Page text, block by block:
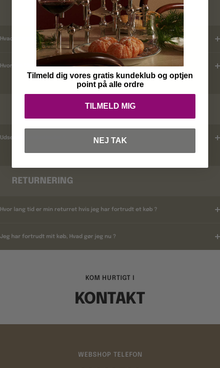
KUNDEKLUB
Hvad er mine fordele ?
Hvordan tilmelder jeg mig ?
Udsender i rabatkoder ?
RETURNERING
Hvor lang tid er min returret hvis jeg har fortrudt et køb ?
Jeg har fortrudt mit køb, Hvad gør jeg nu ?
KOM HURTIGT I
KONTAKT
WEBSHOP TELEFON
Tilmeld dig vores gratis kundeklub og optjen
point på alle ordre
TILMELD MIG
NEJ TAK